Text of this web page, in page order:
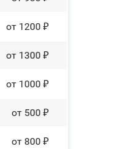
от 1200 ₽
от 1300 ₽
от 1000 ₽
от 500 ₽
от 800 ₽